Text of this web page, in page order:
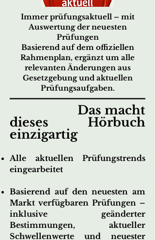
Immer prüfungsaktuell – mit
Auswertung der neuesten
Prüfungen
Basierend auf dem offiziellen
Rahmenplan, ergänzt um alle
relevanten Änderungen aus
Gesetzgebung und aktuellen
Prüfungsaufgaben.
Das macht
dieses Hörbuch
einzigartig
Alle aktuellen Prüfungstrends
eingearbeitet
Basierend auf den neuesten am
Markt verfügbaren Prüfungen –
inklusive geänderter
Bestimmungen, aktueller
Schwellenwerte und neuester